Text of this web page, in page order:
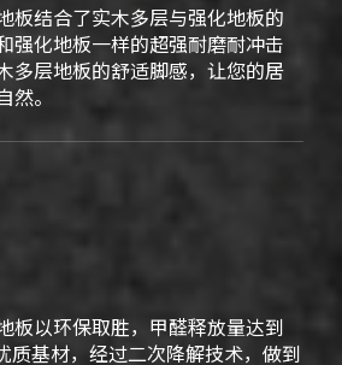
板结合了实木多层与强化地板的
强化地板一样的超强耐磨耐冲击
多层地板的舒适脚感，让您的居
。
板以环保取胜，甲醛释放量达到
质基材，经过二次降解技术，做到